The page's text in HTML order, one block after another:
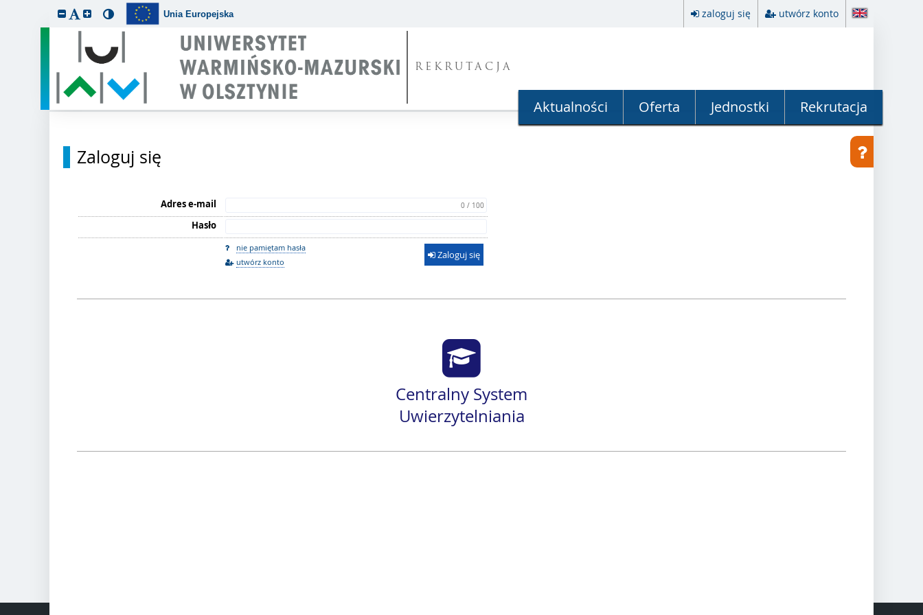
Unia Europejska zaloguj się utwórz konto
REKRUTACJA
Aktualności Oferta Jednostki Rekrutacja
Zaloguj się
Adres e-mail 0 / 100
Hasło
nie pamiętam hasła
utwórz konto
Zaloguj się
Centralny System
Uwierzytelniania